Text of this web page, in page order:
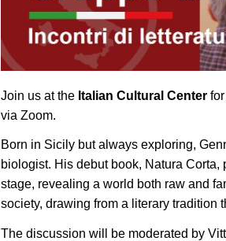
Join us at the Italian Cultural Center
via Zoom.
Born in Sicily but always exploring,
biologist. His debut book, Natura
stage, revealing a world both raw and
society, drawing from a literary tradition
The discussion will be moderated by